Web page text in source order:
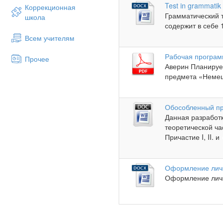
Коррекционная
школа
Всем учителям
Прочее
Test in grammatik
Грамматический
содержит в себе
Рабочая
Аверин
предмета
Обособленный
Данная
теоретической
Причастие I, II.
Оформление
Оформление